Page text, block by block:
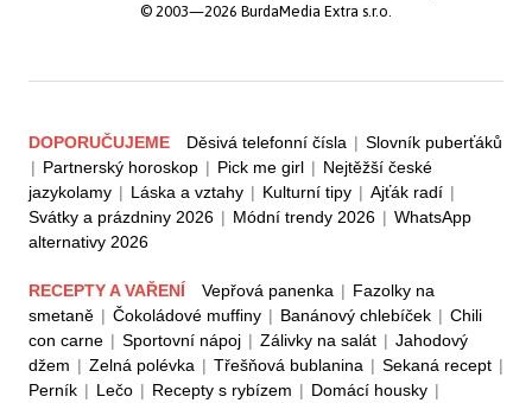
© 2003—2026 BurdaMedia Extra s.r.o.
DOPORUČUJEME Děsivá telefonní čísla | Slovník puberťáků
| Partnerský horoskop | Pick me girl | Nejtěžší české
jazykolamy | Láska a vztahy | Kulturní tipy | Ajťák radí |
Svátky a prázdniny 2026 | Módní trendy 2026 | WhatsApp
alternativy 2026
RECEPTY A VAŘENÍ Vepřová panenka | Fazolky na
smetaně | Čokoládové muffiny | Banánový chlebíček | Chili
con carne | Sportovní nápoj | Zálivky na salát | Jahodový
džem | Zelná polévka | Třešňová bublanina | Sekaná recept |
Perník | Lečo | Recepty s rybízem | Domácí housky |